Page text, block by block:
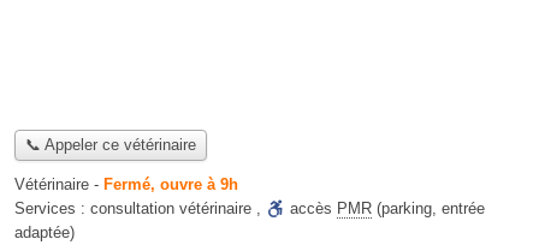
📞 Appeler ce vétérinaire
Vétérinaire - Fermé, ouvre à 9h
Services : consultation vétérinaire , accès PMR (parking, entrée
adaptée)